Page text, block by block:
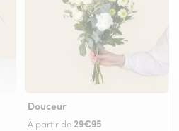
Douceur
À partir de 29€95